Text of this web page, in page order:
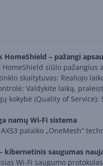
HomeShield – pažangi
HomeShield siūlo
skaitytuvas: Realiojo
Valdykite laiką,
kokybė (Quality of
namų Wi-Fi sistema
palaiko „OneMesh“
kibernetinis saugumas
Wi-Fi saugumo